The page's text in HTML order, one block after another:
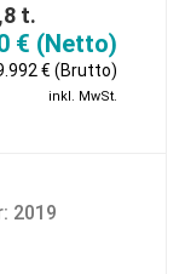
t.
€ (Netto)
€ (Brutto)
inkl. MwSt.
2019